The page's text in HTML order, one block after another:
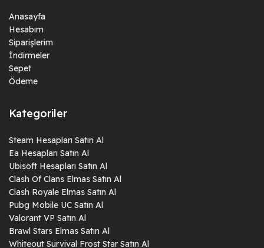
Anasayfa
Hesabım
Siparişlerim
İndirmeler
Sepet
Ödeme
Kategoriler
Steam Hesapları Satın Al
Ea Hesapları Satın Al
Ubisoft Hesapları Satın Al
Clash Of Clans Elmas Satın Al
Clash Royale Elmas Satın Al
Pubg Mobile UC Satın Al
Valorant VP Satın Al
Brawl Stars Elmas Satın Al
Whiteout Survival Frost Star Satın Al